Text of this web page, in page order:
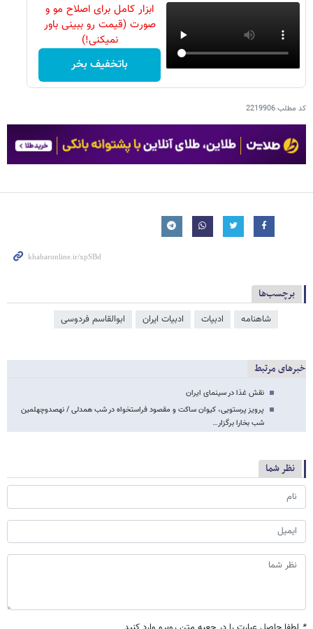
ابزار کامل برای اصلاح مو و
صورت (قیمت رو ببینی باور
نمیکنی!)
باتخفیف بخر
کد مطلب2219906
برچسب‌ها
شاهنامه ادبیات ادبیات ایران ابوالقاسم فردوسی
خبرهای مرتبط
نقش غذا در سینمای ایران
پرویز پرستویی، کیوان ساکت و مقصود فراستخواه در شب همدلی / نهصدوچهلمین
شب بخارا برگزار…
نظر شما